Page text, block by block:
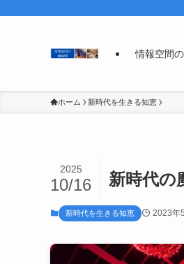
情報空間
ホーム 新時代を生きる知恵
新時代の
2025
10/16
新時代を生きる知恵 2023年